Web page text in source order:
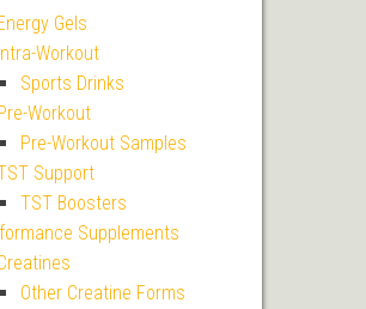
Gels
Workout
Sports Drinks
Workout
Pre-Workout Samples
Support
TST Boosters
Supplements
Other Creatine Forms